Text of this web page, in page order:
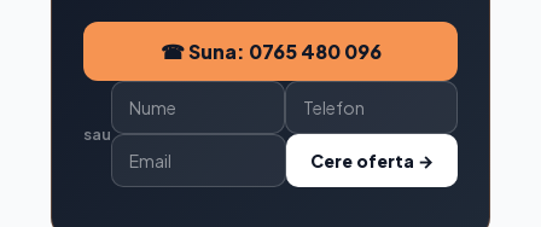
☎ Suna: 0765 480 096
sau
Cere oferta →